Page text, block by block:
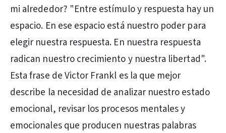
mi alrededor? "Entre estímulo y respuesta hay un
espacio. En ese espacio está nuestro poder para
elegir nuestra respuesta. En nuestra respuesta
radican nuestro crecimiento y nuestra libertad".
Esta frase de Victor Frankl es la que mejor
describe la necesidad de analizar nuestro estado
emocional, revisar los procesos mentales y
emocionales que producen nuestras palabras